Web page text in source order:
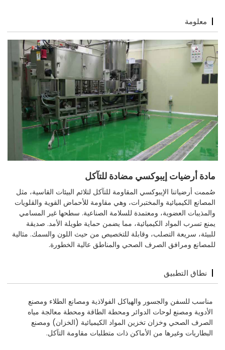
معلومة
مادة أرضيات إيبوكسي مضادة للتآكل
صُممت أرضياتنا الإيبوكسي المقاومة للتآكل لتلائم البيئات القاسية، مثل
المصانع الكيميائية والمختبرات، وهي مقاومة للأحماض القوية والقلويات
والمذيبات العضوية، ومعتمدة للسلامة الصناعية. سطحها غير المسامي
يمنع تسرب المواد الكيميائية، مما يضمن حماية طويلة الأمد. صديقة
للبيئة، سريعة التصلب، وقابلة للتخصيص من حيث اللون والسمك. مثالية
للمصانع ومرافق الصرف الصحي والمناطق عالية الخطورة.
نطاق التطبيق
مناسب للسفن والجسور والهياكل الفولاذية ومصانع الطلاء ومصنع
الأدوية ومصنع لوحات الدوائر ومحطة الطاقة ومحطة معالجة مياه
الصرف الصحي وخزان تخزين المواد الكيميائية (الخزان) ومصنع
البطاريات وغيرها من الأماكن ذات متطلبات مقاومة التآكل.